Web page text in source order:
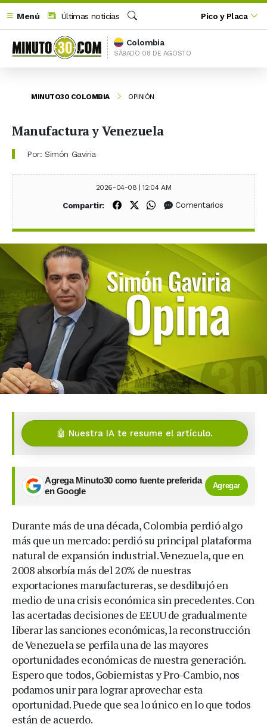
Menú
Últimas noticias
Buscar
Pico y Placa
Colombia
SÁBADO 08 DE AGOSTO
MINUTO30 COLOMBIA OPINIÓN
Manufactura y Venezuela
Por: Simón Gaviria
2026-04-08 | 12:04 AM
Compartir: Compartir en Facebook
Compartir en X (Twitter)
Compartir en WhatsApp
Comentarios
🤖 Nuestra IA te resume el artículo.
Agrega Minuto30 como fuente preferida
en Google
Agregar
Durante más de una década, Colombia perdió algo
más que un mercado: perdió su principal plataforma
natural de expansión industrial. Venezuela, que en
2008 absorbía más del 20% de nuestras
exportaciones manufactureras, se desdibujó en
medio de una crisis económica sin precedentes. Con
las acertadas decisiones de EEUU de gradualmente
liberar las sanciones económicas, la reconstrucción
de Venezuela se perfila una de las mayores
oportunidades económicas de nuestra generación.
Espero que todos, Gobiernistas y Pro-Cambio, nos
podamos unir para lograr aprovechar esta
oportunidad. Puede que sea lo único en lo que todos
están de acuerdo.